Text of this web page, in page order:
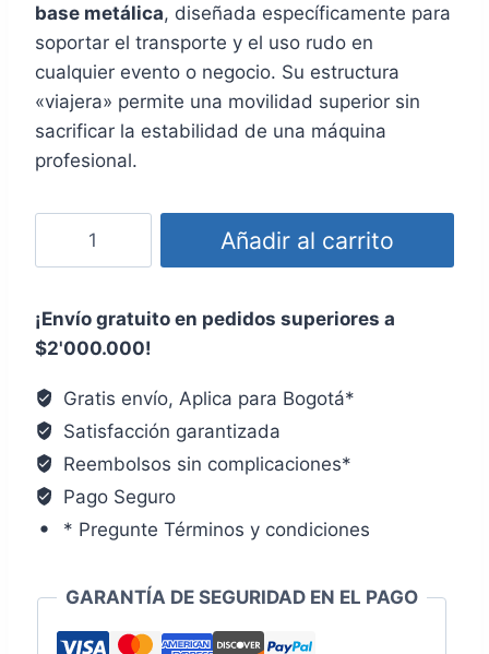
base metálica, diseñada específicamente para
soportar el transporte y el uso rudo en
cualquier evento o negocio. Su estructura
«viajera» permite una movilidad superior sin
sacrificar la estabilidad de una máquina
profesional.
Añadir al carrito
¡Envío gratuito en pedidos superiores a
$2'000.000!
Gratis envío, Aplica para Bogotá*
Satisfacción garantizada
Reembolsos sin complicaciones*
Pago Seguro
* Pregunte Términos y condiciones
GARANTÍA DE SEGURIDAD EN EL PAGO